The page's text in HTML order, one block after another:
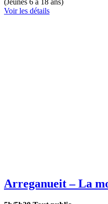
Voir les détails
Arreganueit – La